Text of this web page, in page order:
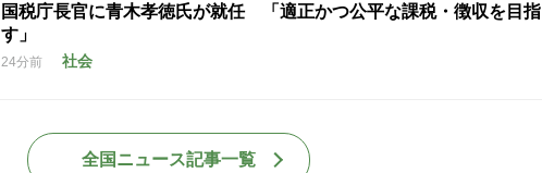
国税庁長官に青木孝徳氏が就任 「適正かつ公平な課税・徴収を目指
す」
24分前 社会
全国ニュース記事一覧